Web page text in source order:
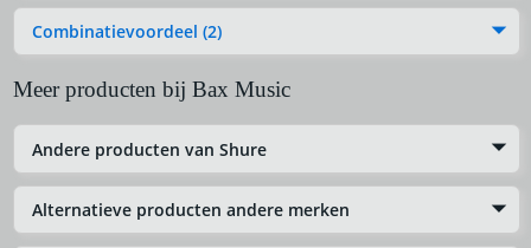
Combinatievoordeel (2)
Meer producten bij Bax Music
Andere producten van Shure
Alternatieve producten andere merken